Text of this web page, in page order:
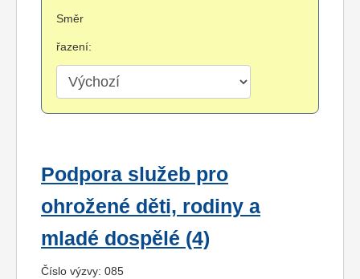
Směr
řazení:
Podpora služeb pro
ohrožené děti, rodiny a
mladé dospělé (4)
Číslo výzvy: 085